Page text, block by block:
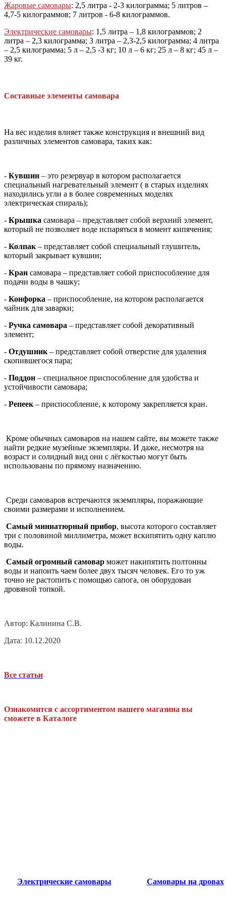
Жаровые самовары: 2,5 литра - 2-3 килограмма; 5 литров –
4,7-5 килограммов; 7 литров - 6-8 килограммов.
Электрические самовары: 1,5 литра – 1,8 килограммов; 2
литра – 2,3 килограмма; 3 литра – 2,3-2,5 килограмма; 4 литра
– 2,5 килограмма; 5 л – 2,5 -3 кг; 10 л – 6 кг; 25 л – 8 кг; 45 л –
39 кг.
Составные элементы самовара
На вес изделия влияет также конструкция и внешний вид
различных элементов самовара, таких как:
- Кувшин – это резервуар в котором располагается
специальный нагревательный элемент ( в старых изделиях
находились угли а в более современных моделях
электрическая спираль);
- Крышка самовара – представляет собой верхний элемент,
который не позволяет воде испаряться в момент кипячения;
- Колпак – представляет собой специальный глушитель,
который закрывает кувшин;
- Кран самовара – представляет собой приспособление для
подачи воды в чашку;
- Конфорка – приспособление, на котором располагается
чайник для заварки;
- Ручка самовара – представляет собой декоративный
элемент;
- Отдушник – представляет собой отверстие для удаления
скопившегося пара;
- Поддон – специальное приспособление для удобства и
устойчивости самовара;
- Репеек – приспособление, к которому закрепляется кран.
Кроме обычных самоваров на нашем сайте, вы можете также
найти редкие музейные экземпляры. И даже, несмотря на
возраст и солидный вид они с лёгкостью могут быть
использованы по прямому назначению.
Среди самоваров встречаются экземпляры, поражающие
своими размерами и исполнением.
Самый миниатюрный прибор, высота которого составляет
три с половиной миллиметра, может вскипятить одну каплю
воды.
Самый огромный самовар может накипятить полтонны
воды и напоить чаем более двух тысяч человек. Его то уж
точно не растопить с помощью сапога, он оборудован
дровяной топкой.
Автор: Калинина С.В.
Дата: 10.12.2020
Все статьи
Ознакомится с ассортиментом нашего магазина вы
сможете в Каталоге
Электрические самовары Самовары на дровах